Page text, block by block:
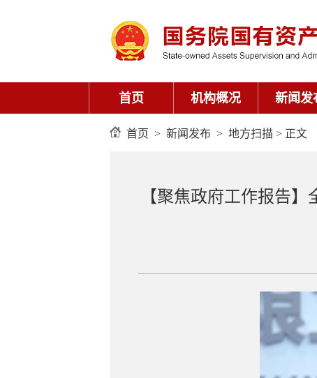
首页 机构概况 新闻发
首页 > 新闻发布 > 地方扫描 > 正文
【聚焦政府工作报告